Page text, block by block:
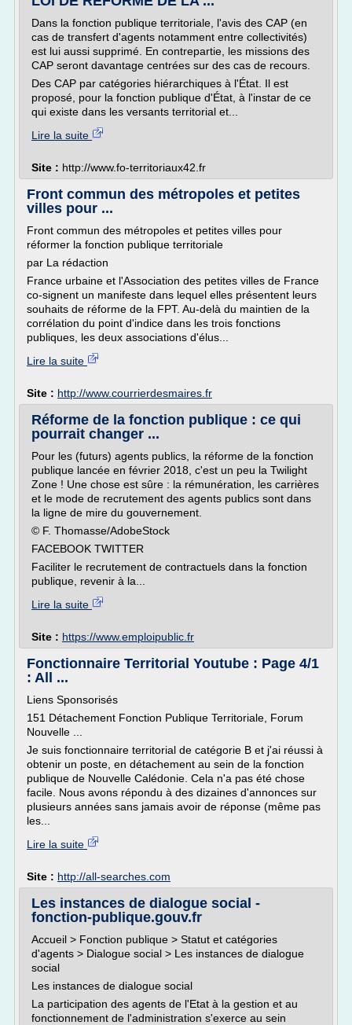
Dans la fonction publique territoriale, l'avis des CAP (en
cas de transfert d'agents notamment entre collectivités)
est lui aussi supprimé. En contrepartie, les missions des
CAP seront davantage centrées sur des cas de recours.
Des CAP par catégories hiérarchiques à l'État. Il est
proposé, pour la fonction publique d'État, à l'instar de ce
qui existe dans les versants territorial et...
Lire la suite
Site : http://www.fo-territoriaux42.fr
Front commun des métropoles et petites
villes pour ...
Front commun des métropoles et petites villes pour
réformer la fonction publique territoriale
par La rédaction
France urbaine et l'Association des petites villes de France
co-signent un manifeste dans lequel elles présentent leurs
souhaits de réforme de la FPT. Au-delà du maintien de la
corrélation du point d'indice dans les trois fonctions
publiques, les deux associations d'élus...
Lire la suite
Site : http://www.courrierdesmaires.fr
Réforme de la fonction publique : ce qui
pourrait changer ...
Pour les (futurs) agents publics, la réforme de la fonction
publique lancée en février 2018, c'est un peu la Twilight
Zone ! Une chose est sûre : la rémunération, les carrières
et le mode de recrutement des agents publics sont dans
la ligne de mire du gouvernement.
© F. Thomasse/AdobeStock
FACEBOOK TWITTER
Faciliter le recrutement de contractuels dans la fonction
publique, revenir à la...
Lire la suite
Site : https://www.emploipublic.fr
Fonctionnaire Territorial Youtube : Page 4/1
: All ...
Liens Sponsorisés
151 Détachement Fonction Publique Territoriale, Forum
Nouvelle ...
Je suis fonctionnaire territorial de catégorie B et j'ai réussi à
obtenir un poste, en détachement au sein de la fonction
publique de Nouvelle Calédonie. Cela n'a pas été chose
facile. Nous avons répondu à des dizaines d'annonces sur
plusieurs années sans jamais avoir de réponse (même pas
les...
Lire la suite
Site : http://all-searches.com
Les instances de dialogue social -
fonction-publique.gouv.fr
Accueil > Fonction publique > Statut et catégories
d'agents > Dialogue social > Les instances de dialogue
social
Les instances de dialogue social
La participation des agents de l'Etat à la gestion et au
fonctionnement de l'administration s'exerce au sein